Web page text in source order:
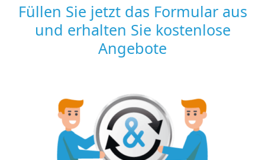
Füllen Sie jetzt das Formular aus
und erhalten Sie kostenlose
Angebote